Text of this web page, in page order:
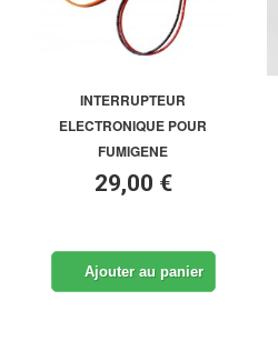
INTERRUPTEUR
ELECTRONIQUE POUR
FUMIGENE
29,00 €
Ajouter au panier